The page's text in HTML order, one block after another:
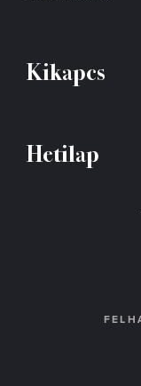
Kikapcs
Hetilap